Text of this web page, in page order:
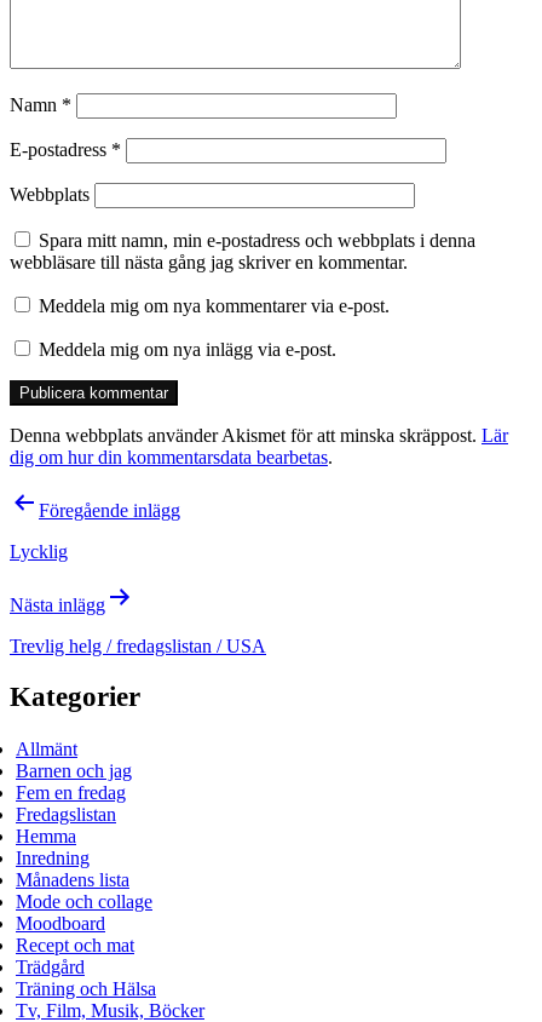
Namn *
E-postadress *
Webbplats
Spara mitt namn, min e-postadress och webbplats i denna
webbläsare till nästa gång jag skriver en kommentar.
Meddela mig om nya kommentarer via e-post.
Meddela mig om nya inlägg via e-post.
Denna webbplats använder Akismet för att minska skräppost. Lär
dig om hur din kommentarsdata bearbetas.
Inläggsnavigering
Föregående inlägg
Lycklig
Nästa inlägg
Trevlig helg / fredagslistan / USA
Kategorier
Allmänt
Barnen och jag
Fem en fredag
Fredagslistan
Hemma
Inredning
Månadens lista
Mode och collage
Moodboard
Recept och mat
Trädgård
Träning och Hälsa
Tv, Film, Musik, Böcker